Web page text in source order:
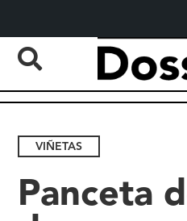
VIÑETAS
Panceta